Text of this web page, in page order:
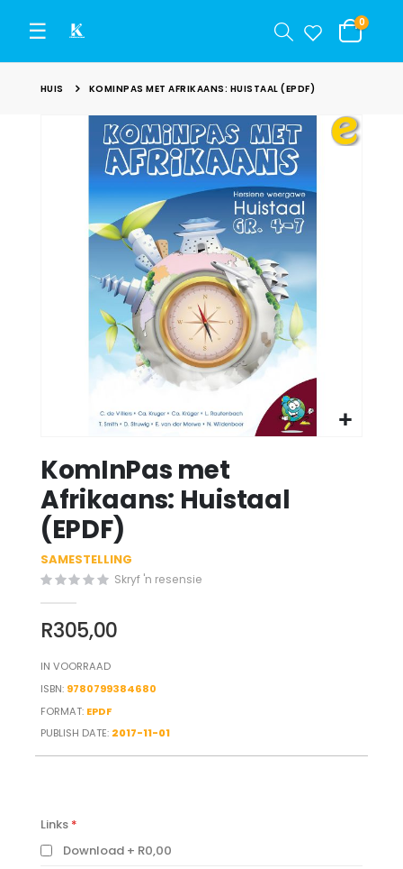
☰ Cart
0Items
HUIS KOMINPAS MET AFRIKAANS: HUISTAAL (EPDF)
KomInPas met
Afrikaans: Huistaal
(EPDF)
SAMESTELLING
Skryf 'n resensie
R305,00
IN VOORRAAD
ISBN 9780799384680
FORMAT: EPDF
PUBLISH DATE: 2017-11-01
to
the
beginning
of
the
images
gallery
Links
Download
R0,00